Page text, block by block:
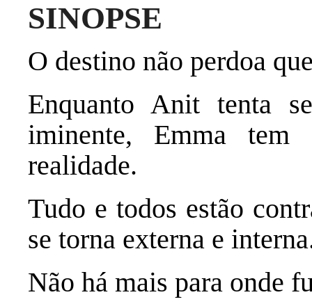
SINOPSE
O destino não perdoa
Enquanto Anit tenta
iminente, Emma
realidade.
Tudo e todos estão
se torna externa e
Não há mais para onde